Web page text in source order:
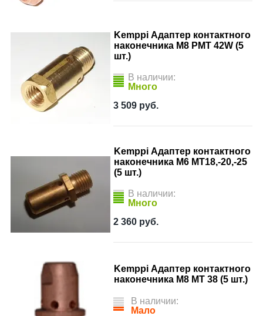
Kemppi Адаптер контактного
наконечника M8 PMT 42W (5
шт.)
В наличии:
Много
3 509 руб.
Kemppi Адаптер контактного
наконечника М6 МТ18,-20,-25
(5 шт.)
В наличии:
Много
2 360 руб.
Kemppi Адаптер контактного
наконечника М8 МТ 38 (5 шт.)
В наличии:
Мало